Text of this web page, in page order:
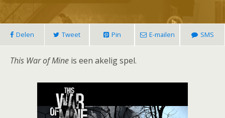
Delen Tweet Pin E-mailen SMS
This War of Mine is een akelig spel.